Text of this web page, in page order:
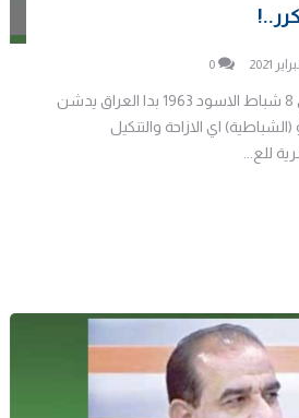
0
عباس عبود سالم|| في 8 شباط الاسود 1963 بدا العراق يدشن
اي الازاحة والتنكيل
للع...